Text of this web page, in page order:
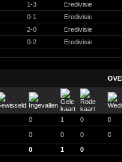
1-3
Eredivisie
0-1
Eredivisie
2-0
Eredivisie
0-2 Eredivisie
0 1 0
0
0 0 0 0
0 1 0